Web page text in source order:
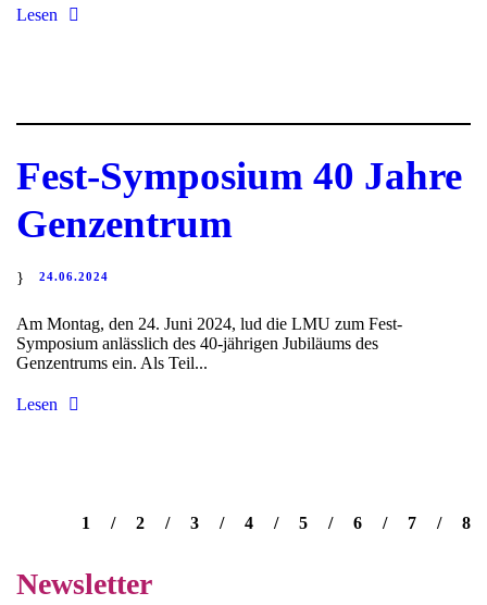
Lesen
Fest-Symposium 40 Jahre
Genzentrum
24.06.2024
Am Montag, den 24. Juni 2024, lud die LMU zum Fest-
Symposium anlässlich des 40-jährigen Jubiläums des
Genzentrums ein. Als Teil...
Lesen
1 2 3 4 5 6 7 8
Newsletter